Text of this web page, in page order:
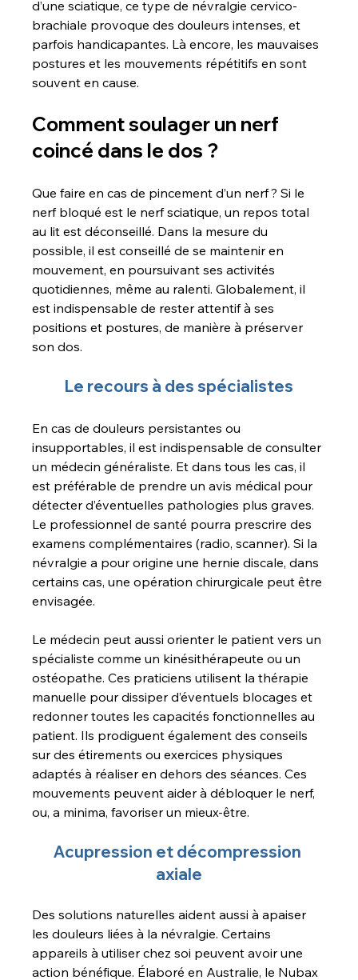
d’une sciatique, ce type de névralgie cervico-
brachiale provoque des douleurs intenses, et
parfois handicapantes. Là encore, les mauvaises
postures et les mouvements répétitifs en sont
souvent en cause.
Comment soulager un nerf
coincé dans le dos ?
Que faire en cas de pincement d’un nerf ? Si le
nerf bloqué est le nerf sciatique, un repos total
au lit est déconseillé. Dans la mesure du
possible, il est conseillé de se maintenir en
mouvement, en poursuivant ses activités
quotidiennes, même au ralenti. Globalement, il
est indispensable de rester attentif à ses
positions et postures, de manière à préserver
son dos.
Le recours à des spécialistes
En cas de douleurs persistantes ou
insupportables, il est indispensable de consulter
un médecin généraliste. Et dans tous les cas, il
est préférable de prendre un avis médical pour
détecter d’éventuelles pathologies plus graves.
Le professionnel de santé pourra prescrire des
examens complémentaires (radio, scanner). Si la
névralgie a pour origine une hernie discale, dans
certains cas, une opération chirurgicale peut être
envisagée.
Le médecin peut aussi orienter le patient vers un
spécialiste comme un kinésithérapeute ou un
ostéopathe. Ces praticiens utilisent la thérapie
manuelle pour dissiper d’éventuels blocages et
redonner toutes les capacités fonctionnelles au
patient. Ils prodiguent également des conseils
sur des étirements ou exercices physiques
adaptés à réaliser en dehors des séances. Ces
mouvements peuvent aider à débloquer le nerf,
ou, a minima, favoriser un mieux-être.
Acupression et décompression
axiale
Des solutions naturelles aident aussi à apaiser
les douleurs liées à la névralgie. Certains
appareils à utiliser chez soi peuvent avoir une
action bénéfique. Élaboré en Australie, le Nubax